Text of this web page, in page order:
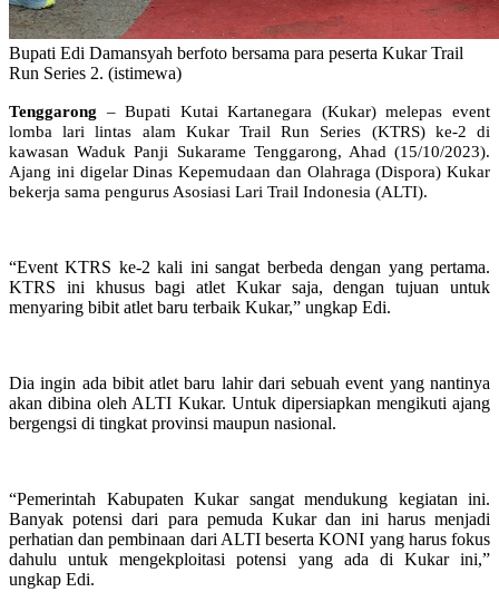
Bupati Edi Damansyah berfoto bersama para peserta Kukar Trail
Run Series 2. (istimewa)
Tenggarong – Bupati Kutai Kartanegara (Kukar) melepas event
lomba lari lintas alam Kukar Trail Run Series (KTRS) ke-2 di
kawasan Waduk Panji Sukarame Tenggarong, Ahad (15/10/2023).
Ajang ini digelar Dinas Kepemudaan dan Olahraga (Dispora) Kukar
bekerja sama pengurus Asosiasi Lari Trail Indonesia (ALTI).
“Event KTRS ke-2 kali ini sangat berbeda dengan yang pertama.
KTRS ini khusus bagi atlet Kukar saja, dengan tujuan untuk
menyaring bibit atlet baru terbaik Kukar,” ungkap Edi.
Dia ingin ada bibit atlet baru lahir dari sebuah event yang nantinya
akan dibina oleh ALTI Kukar. Untuk dipersiapkan mengikuti ajang
bergengsi di tingkat provinsi maupun nasional.
“Pemerintah Kabupaten Kukar sangat mendukung kegiatan ini.
Banyak potensi dari para pemuda Kukar dan ini harus menjadi
perhatian dan pembinaan dari ALTI beserta KONI yang harus fokus
dahulu untuk mengekploitasi potensi yang ada di Kukar ini,”
ungkap Edi.